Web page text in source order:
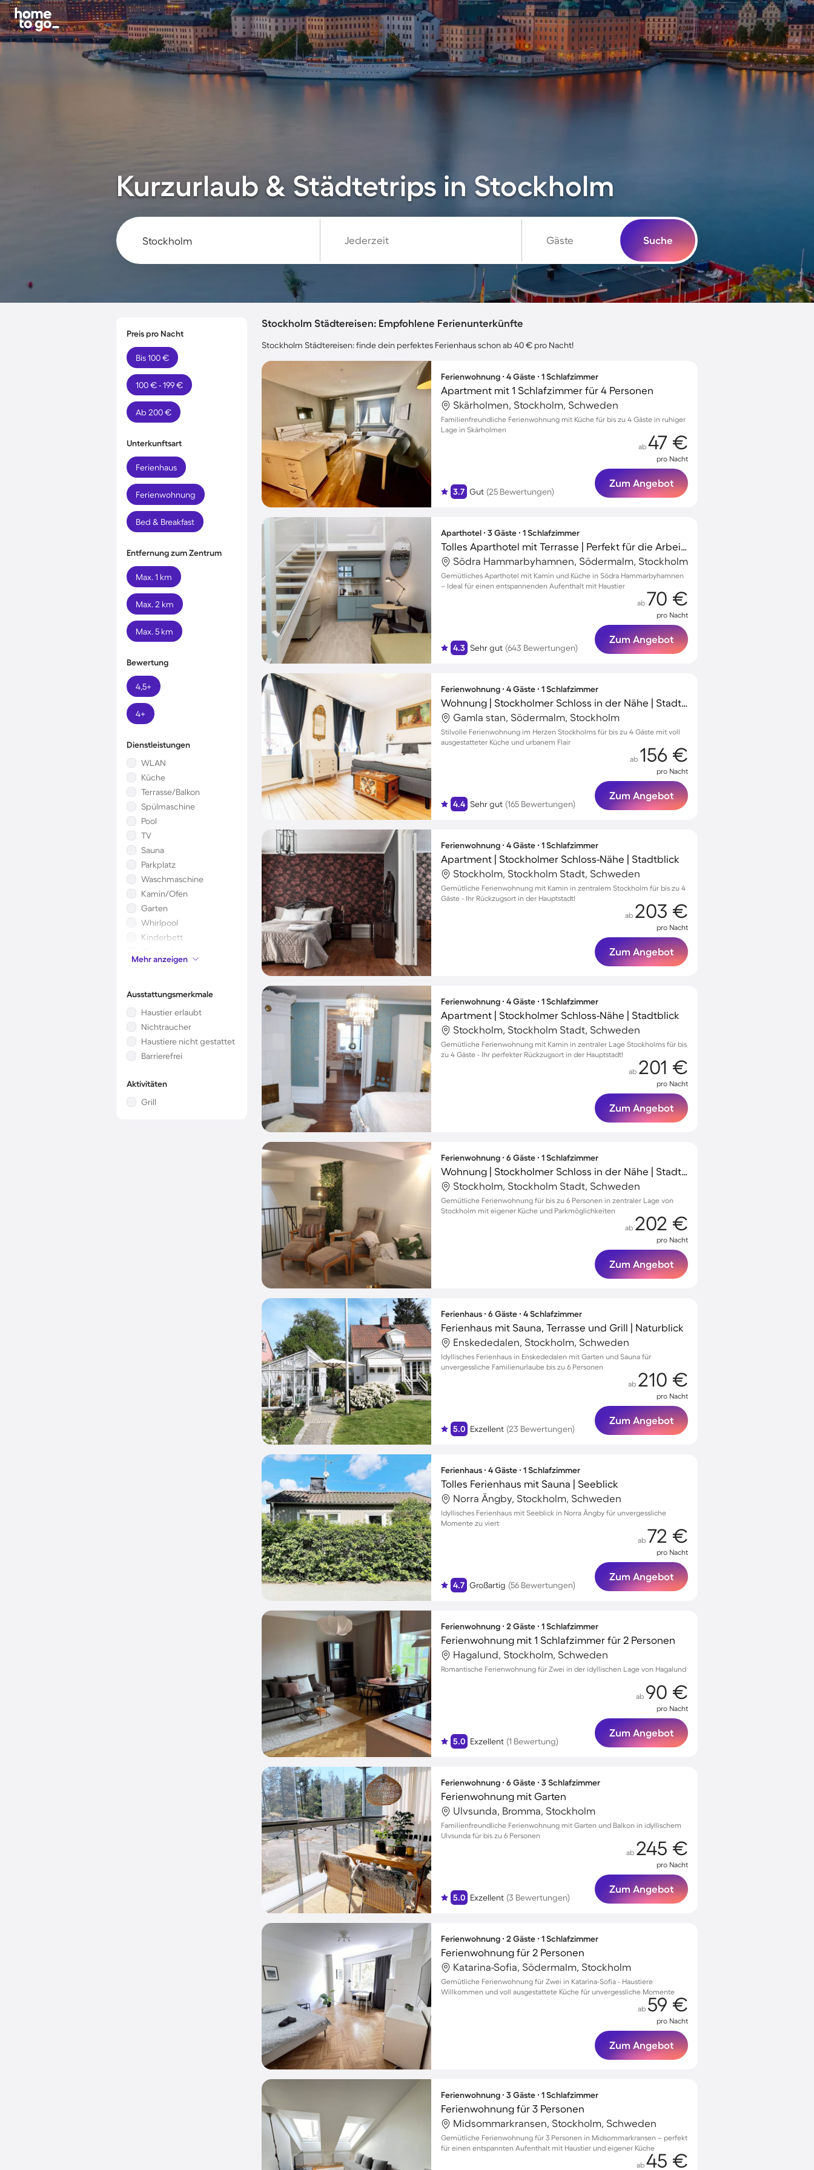
Kurzurlaub & Städtetrips in Stockholm
Jederzeit Gäste Suche
Preis pro Nacht
Bis 100 €
100 € - 199 €
Ab 200 €
Unterkunftsart
Ferienhaus
Ferienwohnung
Bed & Breakfast
Entfernung zum Zentrum
Max. 1 km
Max. 2 km
Max. 5 km
Bewertung
4,5+
4+
Dienstleistungen
WLAN
Küche
Terrasse/Balkon
Spülmaschine
Pool
TV
Sauna
Parkplatz
Waschmaschine
Kamin/Ofen
Garten
Whirlpool
Kinderbett
Klimaanlage
Mikrowelle
Mehr anzeigen
Ausstattungsmerkmale
Haustier erlaubt
Nichtraucher
Haustiere nicht gestattet
Barrierefrei
Aktivitäten
Grill
Stockholm Städtereisen: Empfohlene Ferienunterkünfte
Stockholm Städtereisen: finde dein perfektes Ferienhaus schon ab 40 € pro Nacht!
Ferienwohnung ∙ 4 Gäste ∙ 1 Schlafzimmer
Apartment mit 1 Schlafzimmer für 4 Personen
Skärholmen, Stockholm, Schweden
Familienfreundliche Ferienwohnung mit Küche für bis zu 4 Gäste in ruhiger
Lage in Skärholmen
3.7 Gut (25 Bewertungen)
ab 47 €
pro Nacht
Zum Angebot
Aparthotel ∙ 3 Gäste ∙ 1 Schlafzimmer
Tolles Aparthotel mit Terrasse | Perfekt für die Arbeit von Zuhause | Haustierfreundlich
Södra Hammarbyhamnen, Södermalm, Stockholm
Gemütliches Aparthotel mit Kamin und Küche in Södra Hammarbyhamnen
– Ideal für einen entspannenden Aufenthalt mit Haustier
4.3 Sehr gut (643 Bewertungen)
ab 70 €
pro Nacht
Zum Angebot
Ferienwohnung ∙ 4 Gäste ∙ 1 Schlafzimmer
Wohnung | Stockholmer Schloss in der Nähe | Stadtblick
Gamla stan, Södermalm, Stockholm
Stilvolle Ferienwohnung im Herzen Stockholms für bis zu 4 Gäste mit voll
ausgestatteter Küche und urbanem Flair
4.4 Sehr gut (165 Bewertungen)
ab 156 €
pro Nacht
Zum Angebot
Ferienwohnung ∙ 4 Gäste ∙ 1 Schlafzimmer
Apartment | Stockholmer Schloss-Nähe | Stadtblick
Stockholm, Stockholm Stadt, Schweden
Gemütliche Ferienwohnung mit Kamin in zentralem Stockholm für bis zu 4
Gäste - Ihr Rückzugsort in der Hauptstadt!
ab 203 €
pro Nacht
Zum Angebot
Ferienwohnung ∙ 4 Gäste ∙ 1 Schlafzimmer
Apartment | Stockholmer Schloss-Nähe | Stadtblick
Stockholm, Stockholm Stadt, Schweden
Gemütliche Ferienwohnung mit Kamin in zentraler Lage Stockholms für bis
zu 4 Gäste - Ihr perfekter Rückzugsort in der Hauptstadt!
ab 201 €
pro Nacht
Zum Angebot
Ferienwohnung ∙ 6 Gäste ∙ 1 Schlafzimmer
Wohnung | Stockholmer Schloss in der Nähe | Stadtblick
Stockholm, Stockholm Stadt, Schweden
Gemütliche Ferienwohnung für bis zu 6 Personen in zentraler Lage von
Stockholm mit eigener Küche und Parkmöglichkeiten
ab 202 €
pro Nacht
Zum Angebot
Ferienhaus ∙ 6 Gäste ∙ 4 Schlafzimmer
Ferienhaus mit Sauna, Terrasse und Grill | Naturblick
Enskededalen, Stockholm, Schweden
Idyllisches Ferienhaus in Enskededalen mit Garten und Sauna für
unvergessliche Familienurlaube bis zu 6 Personen
5.0 Exzellent (23 Bewertungen)
ab 210 €
pro Nacht
Zum Angebot
Ferienhaus ∙ 4 Gäste ∙ 1 Schlafzimmer
Tolles Ferienhaus mit Sauna | Seeblick
Norra Ängby, Stockholm, Schweden
Idyllisches Ferienhaus mit Seeblick in Norra Ängby für unvergessliche
Momente zu viert
4.7 Großartig (56 Bewertungen)
ab 72 €
pro Nacht
Zum Angebot
Ferienwohnung ∙ 2 Gäste ∙ 1 Schlafzimmer
Ferienwohnung mit 1 Schlafzimmer für 2 Personen
Hagalund, Stockholm, Schweden
Romantische Ferienwohnung für Zwei in der idyllischen Lage von Hagalund
5.0 Exzellent (1 Bewertung)
ab 90 €
pro Nacht
Zum Angebot
Ferienwohnung ∙ 6 Gäste ∙ 3 Schlafzimmer
Ferienwohnung mit Garten
Ulvsunda, Bromma, Stockholm
Familienfreundliche Ferienwohnung mit Garten und Balkon in idyllischem
Ulvsunda für bis zu 6 Personen
5.0 Exzellent (3 Bewertungen)
ab 245 €
pro Nacht
Zum Angebot
Ferienwohnung ∙ 2 Gäste ∙ 1 Schlafzimmer
Ferienwohnung für 2 Personen
Katarina-Sofia, Södermalm, Stockholm
Gemütliche Ferienwohnung für Zwei in Katarina-Sofia - Haustiere
Willkommen und voll ausgestattete Küche für unvergessliche Momente
ab 59 €
pro Nacht
Zum Angebot
Ferienwohnung ∙ 3 Gäste ∙ 1 Schlafzimmer
Ferienwohnung für 3 Personen
Midsommarkransen, Stockholm, Schweden
Gemütliche Ferienwohnung für 3 Personen in Midsommarkransen – perfekt
für einen entspannten Aufenthalt mit Haustier und eigener Küche
ab 45 €